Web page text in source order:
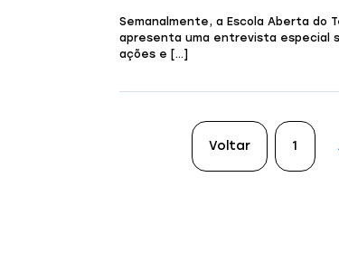
Semanalmente, a Escola Aberta do
apresenta uma entrevista especial
ações e […]
Voltar 1